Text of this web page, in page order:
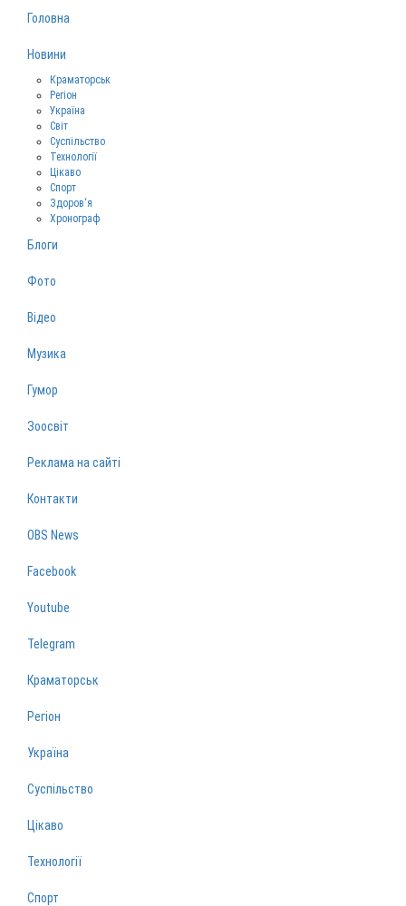
Головна
Новини
Краматорськ
Регіон
Україна
Світ
Суспільство
Технології
Цікаво
Спорт
Здоров‘я
Хронограф
Блоги
Фото
Відео
Музика
Гумор
Зоосвіт
Реклама на сайті
Контакти
OBS News
Facebook
Youtube
Telegram
Краматорськ
Регіон
Україна
Суспільство
Цікаво
Технології
Спорт